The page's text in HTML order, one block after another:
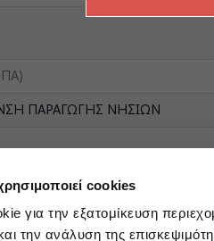
cookies
για την εξατομίκευση
την ανάλυση της
ΠΑΡΑΓΩΓΗΣ ΝΗΣΙΩΝ